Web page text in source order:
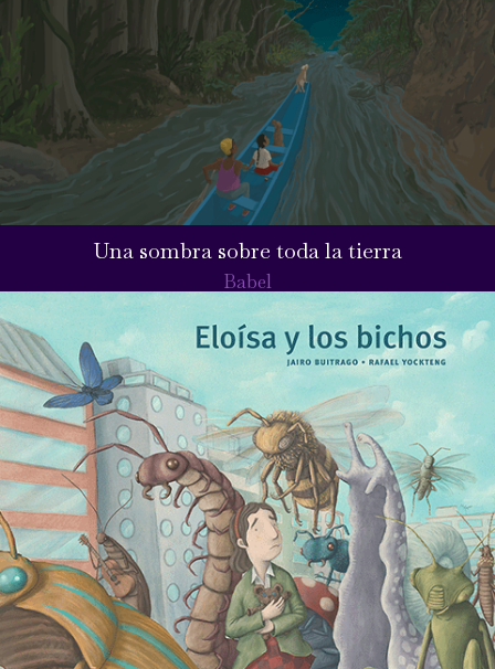
Una sombra sobre toda la tierra
Babel